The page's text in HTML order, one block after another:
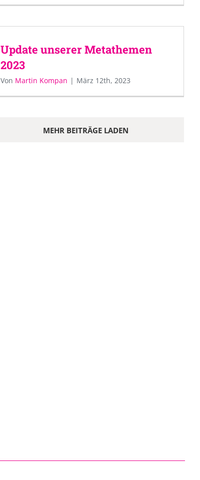
Update unserer Metathemen
2023
Von Martin Kompan | März 12th, 2023
MEHR BEITRÄGE LADEN